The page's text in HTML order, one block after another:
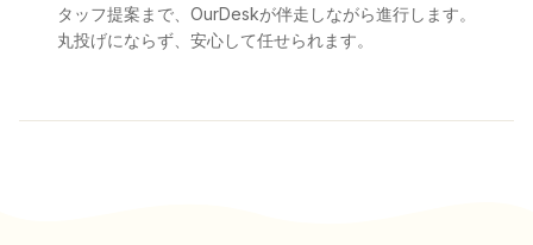
タッフ提案まで、OurDeskが伴走しながら進行します。
丸投げにならず、安心して任せられます。